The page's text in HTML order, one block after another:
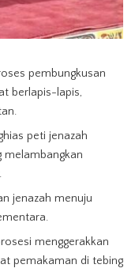
pembungkusan
berlapis-lapis,
peti jenazah
melambangkan
jenazah menuju
menggerakkan
pemakaman di tebing